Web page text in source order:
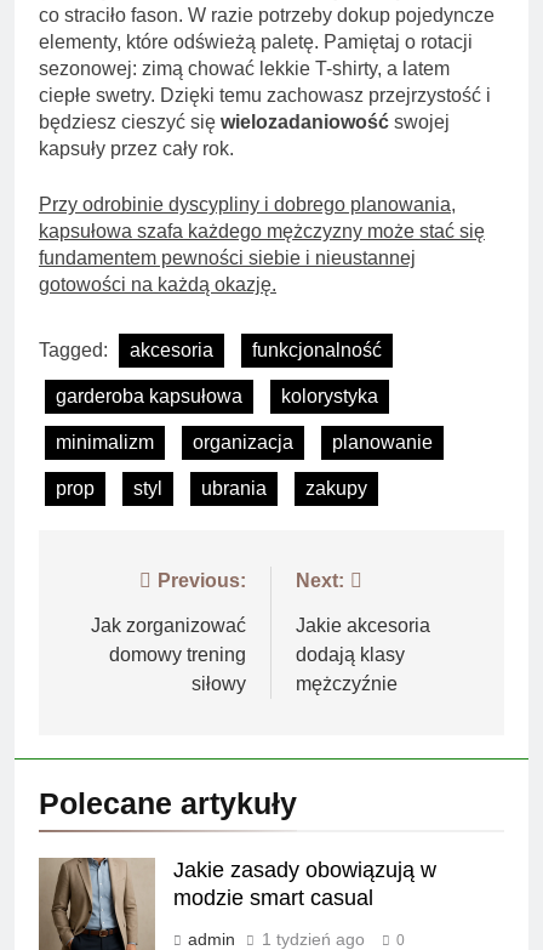
co straciło fason. W razie potrzeby dokup pojedyncze
elementy, które odświeżą paletę. Pamiętaj o rotacji
sezonowej: zimą chować lekkie T-shirty, a latem
ciepłe swetry. Dzięki temu zachowasz przejrzystość i
będziesz cieszyć się wielozadaniowość swojej
kapsuły przez cały rok.
Przy odrobinie dyscypliny i dobrego planowania,
kapsułowa szafa każdego mężczyzny może stać się
fundamentem pewności siebie i nieustannej
gotowości na każdą okazję.
Tagged: akcesoria funkcjonalność
garderoba kapsułowa kolorystyka
minimalizm organizacja planowanie
prop styl ubrania zakupy
Nawigacja
wpisu
Previous:
Jak zorganizować
domowy trening
siłowy
Next:
Jakie akcesoria
dodają klasy
mężczyźnie
Polecane artykuły
Jakie zasady obowiązują w
modzie smart casual
admin 1 tydzień ago 0